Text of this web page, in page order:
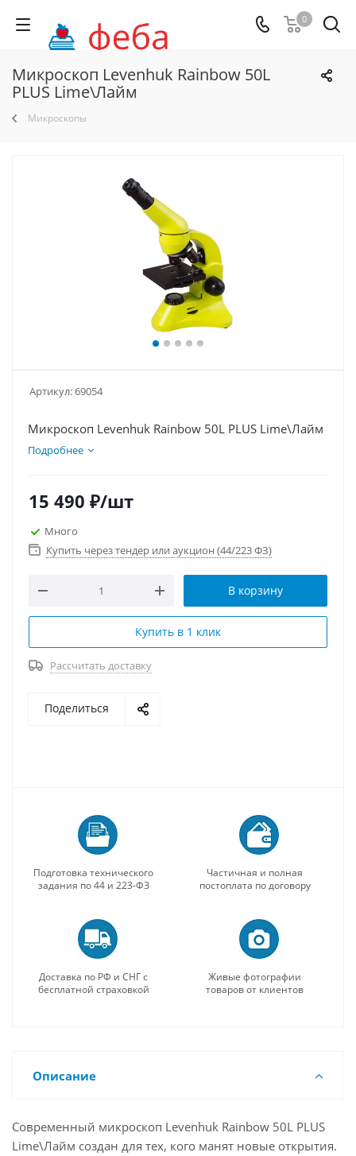
0
Микроскоп Levenhuk Rainbow 50L
PLUS Lime\Лайм
Микроскопы
Артикул:69054
Микроскоп Levenhuk Rainbow 50L PLUS Lime\Лайм
Подробнее
15 490 ₽/шт
Много
Купить через тендер или аукцион (44/223 ФЗ)
В корзину
Купить в 1 клик
Рассчитать доставку
Поделиться
Подготовка технического
задания по 44 и 223-ФЗ
Частичная и полная
постоплата по договору
Доставка по РФ и СНГ с
бесплатной страховкой
Живые фотографии
товаров от клиентов
Описание
Современный микроскоп Levenhuk Rainbow 50L PLUS
Lime\Лайм создан для тех, кого манят новые открытия.